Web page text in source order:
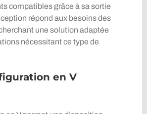
compatibles grâce à sa sortie
répond aux besoins des
une solution adaptée
nécessitant ce type de
en V